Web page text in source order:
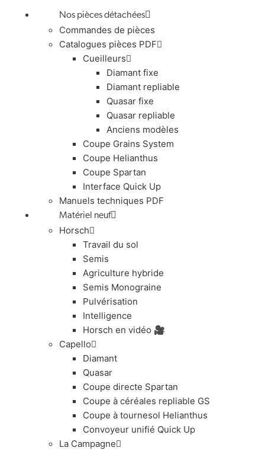
Nos pièces détachées
Commandes de pièces
Catalogues pièces PDF
Cueilleurs
Diamant fixe
Diamant repliable
Quasar fixe
Quasar repliable
Anciens modèles
Coupe Grains System
Coupe Helianthus
Coupe Spartan
Interface Quick Up
Manuels techniques PDF
Matériel neuf
Horsch
Travail du sol
Semis
Agriculture hybride
Semis Monograine
Pulvérisation
Intelligence
Horsch en vidéo 🎥
Capello
Diamant
Quasar
Coupe directe Spartan
Coupe à céréales repliable GS
Coupe à tournesol Helianthus
Convoyeur unifié Quick Up
La Campagne